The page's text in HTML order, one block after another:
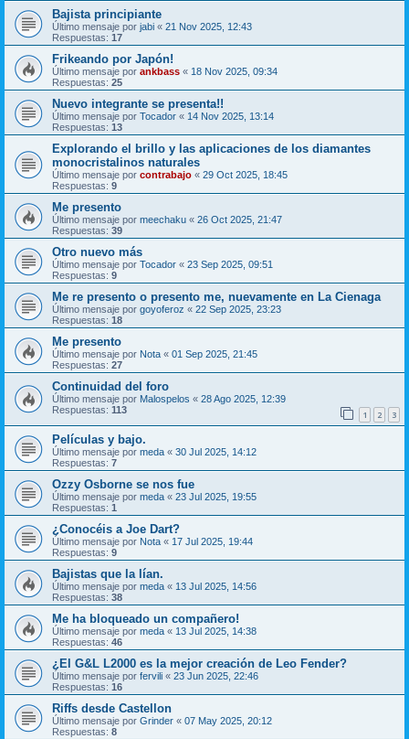
Bajista principiante
Último mensaje por jabi « 21 Nov 2025, 12:43
Respuestas: 17
Frikeando por Japón!
Último mensaje por ankbass « 18 Nov 2025, 09:34
Respuestas: 25
Nuevo integrante se presenta!!
Último mensaje por Tocador « 14 Nov 2025, 13:14
Respuestas: 13
Explorando el brillo y las aplicaciones de los diamantes
monocristalinos naturales
Último mensaje por contrabajo « 29 Oct 2025, 18:45
Respuestas: 9
Me presento
Último mensaje por meechaku « 26 Oct 2025, 21:47
Respuestas: 39
Otro nuevo más
Último mensaje por Tocador « 23 Sep 2025, 09:51
Respuestas: 9
Me re presento o presento me, nuevamente en La Cienaga
Último mensaje por goyoferoz « 22 Sep 2025, 23:23
Respuestas: 18
Me presento
Último mensaje por Nota « 01 Sep 2025, 21:45
Respuestas: 27
Continuidad del foro
Último mensaje por Malospelos « 28 Ago 2025, 12:39
Respuestas: 113 1 2 3
Películas y bajo.
Último mensaje por meda « 30 Jul 2025, 14:12
Respuestas: 7
Ozzy Osborne se nos fue
Último mensaje por meda « 23 Jul 2025, 19:55
Respuestas: 1
¿Conocéis a Joe Dart?
Último mensaje por Nota « 17 Jul 2025, 19:44
Respuestas: 9
Bajistas que la lían.
Último mensaje por meda « 13 Jul 2025, 14:56
Respuestas: 38
Me ha bloqueado un compañero!
Último mensaje por meda « 13 Jul 2025, 14:38
Respuestas: 46
¿El G&L L2000 es la mejor creación de Leo Fender?
Último mensaje por fervili « 23 Jun 2025, 22:46
Respuestas: 16
Riffs desde Castellon
Último mensaje por Grinder « 07 May 2025, 20:12
Respuestas: 8